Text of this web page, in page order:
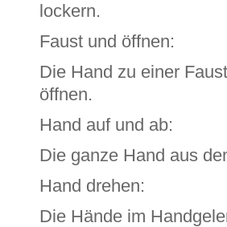
lockern.
Faust und öffnen:
Die Hand zu einer
öffnen.
Hand auf und ab:
Die ganze Hand aus
Hand drehen:
Die Hände im